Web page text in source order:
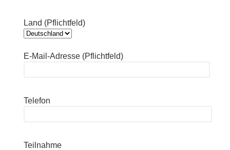
Land (Pflichtfeld)
E-Mail-Adresse (Pflichtfeld)
Telefon
Teilnahme